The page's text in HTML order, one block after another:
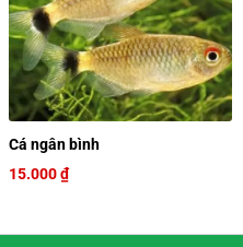
Cá ngân bình
15.000₫